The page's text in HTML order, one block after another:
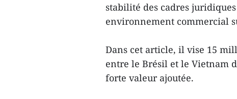
stabilité des cadres
environnement commercial
Dans cet article, il vise 15
entre le Brésil et le Vietnam
forte valeur ajoutée.